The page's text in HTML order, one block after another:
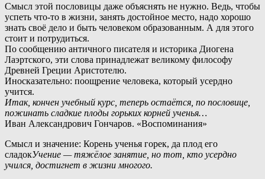
Смысл этой пословицы даже объяснять не нужно. Ведь, чтобы
успеть что-то в жизни, занять достойное место, надо хорошо
знать своё дело и быть человеком образованным. А для этого
стоит и потрудиться.
По сообщению античного писателя и историка Диогена
Лаэртского, эти слова принадлежат великому философу
Древней Греции Аристотелю.
Иносказательно: поощрение человека, который усердно
учится.
Итак, кончен учебный курс, теперь остаётся, по пословице,
пожинать сладкие плоды горьких корней ученья…
Иван Александрович Гончаров. «Воспоминания»
Смысл и значение: Корень ученья горек, да плод его
сладокУчение — тяжёлое занятие, но тот, кто усердно
учился, достигнет в жизни многого.